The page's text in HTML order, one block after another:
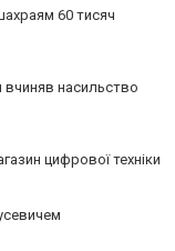
60 тисяч
вчиняв насильство
цифрової техніки